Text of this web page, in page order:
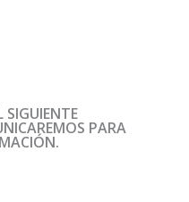
SIGUIENTE
PARA